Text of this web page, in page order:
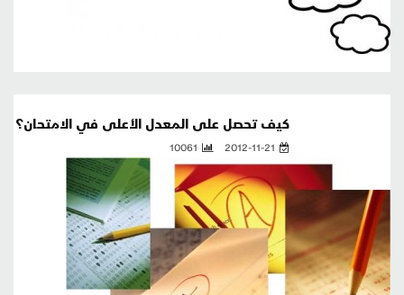
كيف تحصل على المعدل الأعلى في الامتحان؟
2012-11-21
10061